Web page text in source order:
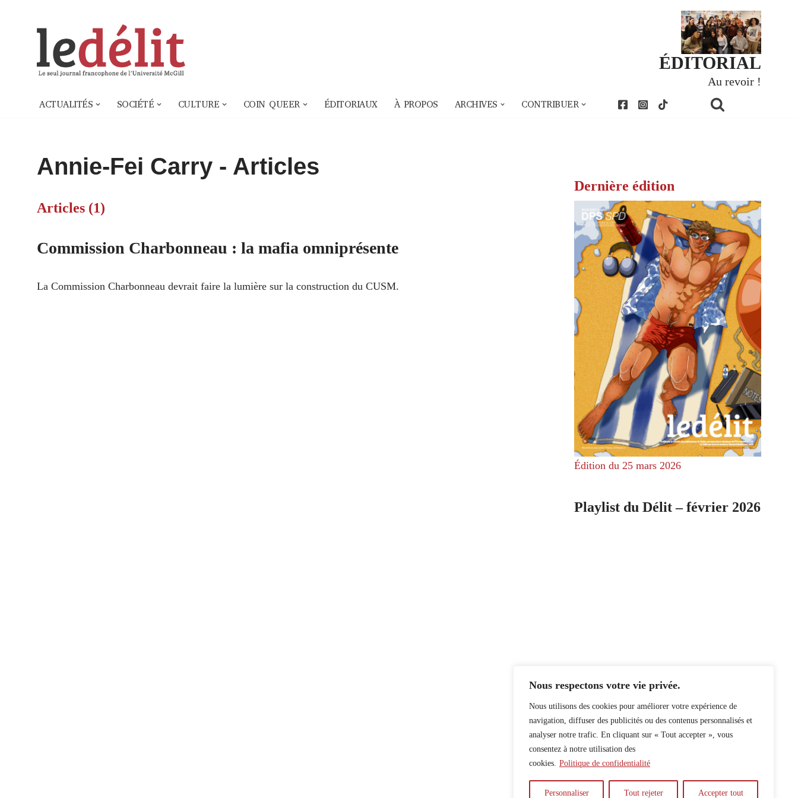
Nous respectons votre vie privée.
Nous utilisons des cookies pour améliorer votre expérience de
navigation, diffuser des publicités ou des contenus personnalisés et
analyser notre trafic. En cliquant sur « Tout accepter », vous
consentez à notre utilisation des
cookies. Politique de confidentialité
Personnaliser Tout rejeter Accepter tout
ÉDITORIAL
Au revoir !
ACTUALITÉS SOCIÉTÉ CULTURE COIN QUEER ÉDITORIAUX À PROPOS ARCHIVES CONTRIBUER
Annie-Fei Carry - Articles
Articles (1)
Commission Charbonneau : la mafia omniprésente
La Commission Charbonneau devrait faire la lumière sur la construction du CUSM.
Dernière édition
Édition du 25 mars 2026
Playlist du Délit – février 2026